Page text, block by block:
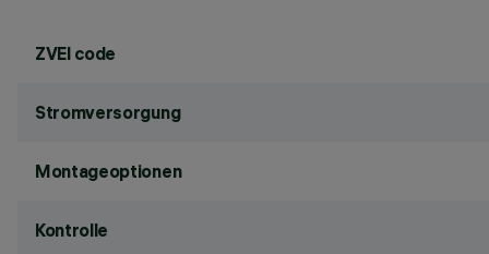
ZVEI code
Stromversorgung
Montageoptionen
Kontrolle